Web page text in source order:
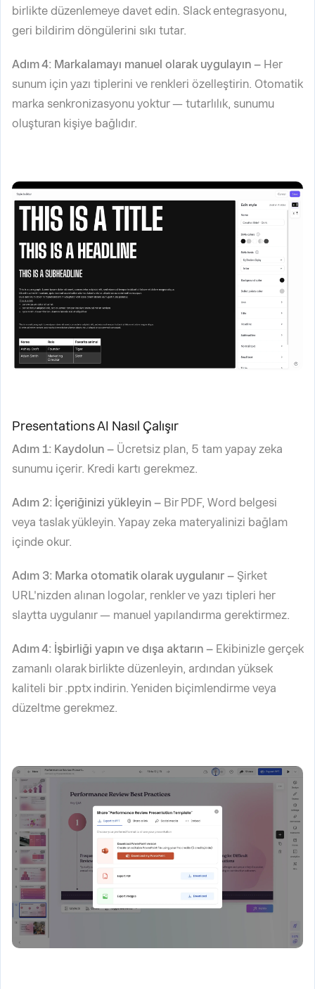
birlikte düzenlemeye davet edin. Slack entegrasyonu,
geri bildirim döngülerini sıkı tutar.
Adım 4: Markalamayı manuel olarak uygulayın – Her
sunum için yazı tiplerini ve renkleri özelleştirin. Otomatik
marka senkronizasyonu yoktur — tutarlılık, sunumu
oluşturan kişiye bağlıdır.
Presentations AI Nasıl Çalışır
Adım 1: Kaydolun – Ücretsiz plan, 5 tam yapay zeka
sunumu içerir. Kredi kartı gerekmez.
Adım 2: İçeriğinizi yükleyin – Bir PDF, Word belgesi
veya taslak yükleyin. Yapay zeka materyalinizi bağlam
içinde okur.
Adım 3: Marka otomatik olarak uygulanır – Şirket
URL'nizden alınan logolar, renkler ve yazı tipleri her
slaytta uygulanır — manuel yapılandırma gerektirmez.
Adım 4: İşbirliği yapın ve dışa aktarın – Ekibinizle gerçek
zamanlı olarak birlikte düzenleyin, ardından yüksek
kaliteli bir .pptx indirin. Yeniden biçimlendirme veya
düzeltme gerekmez.